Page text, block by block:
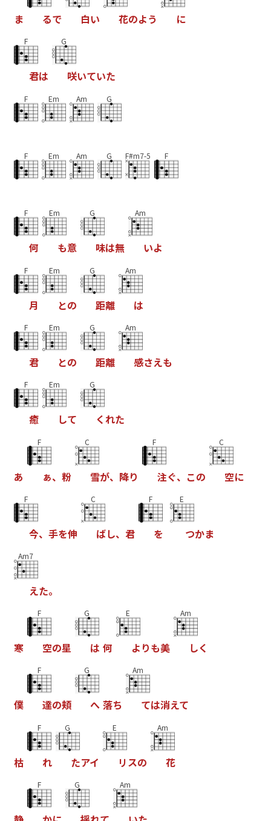
ま るで 白い 花のよう に
F
君は
G
咲いていた
F Em Am G
F Em Am G F#m7-5 F
F
何
Em
も意
G
味は無
Am
いよ
F
月
Em
との
G
距離
Am
は
F
君
Em
との
G
距離
Am
感さえも
F
癒
Em
して
G
く れた
あ
F
ぁ、 粉
C
雪が、 降り
F
注ぐ、 この
C
空に
F
今、 手を伸
C
ばし、 君
F
を
E
つかま
Am7
えた。
寒
F
空の星
G
は 何
E
よ りも美
Am
しく
僕
F
達の頬
G
へ 落ち
Am
ては消えて
枯
F
れ
G
たアイ
E
リスの
Am
花
F G Am